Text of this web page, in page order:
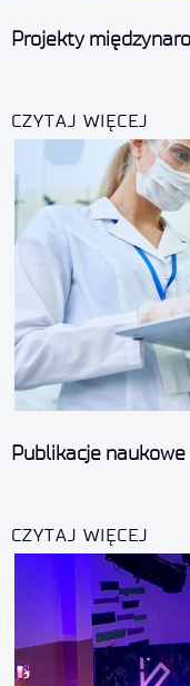
Projekty
CZYTAJ WIĘCEJ
Publikacje naukowe
CZYTAJ WIĘCEJ